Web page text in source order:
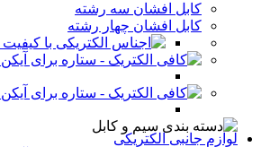
کابل افشان سه رشته
کابل افشان چهار رشته
لوازم جانبی الکتریکی